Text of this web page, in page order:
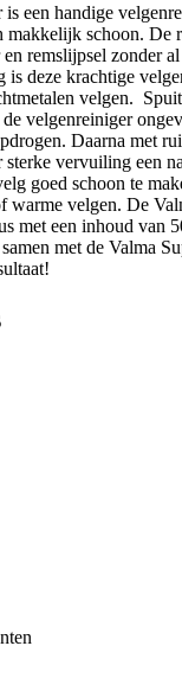
een handige
makkelijk schoon. De
remslijpsel zonder
is deze krachtige
velgen.
velgenreiniger
Daarna met
vervuiling een
goed schoon te
warme velgen. De
met een inhoud van
met de Valma